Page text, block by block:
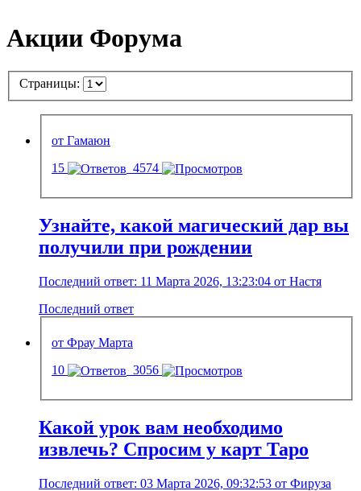
Акции Форума
Страницы:
от Гамаюн
15
4574
Узнайте, какой магический дар вы
получили при рождении
Последний ответ: 11 Марта 2026, 13:23:04 от Настя
Последний ответ
от Фрау Марта
10
3056
Какой урок вам необходимо
извлечь? Спросим у карт Таро
Последний ответ: 03 Марта 2026, 09:32:53 от Фируза